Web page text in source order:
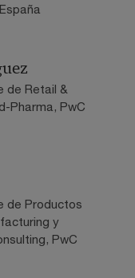
de Retail &
Pharma, PwC
de Productos
y
PwC